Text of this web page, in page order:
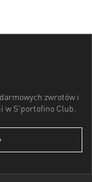
zwrotów i
w S'portofino Club.